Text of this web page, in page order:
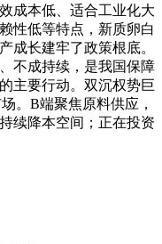
成本低、适合工业化大
性低等特点，新质卵白
成长建牢了政策根底。
不成持续，是我国保障
主要行动。双沉权势巨
。B端聚焦原料供应，
续降本空间；正在投资